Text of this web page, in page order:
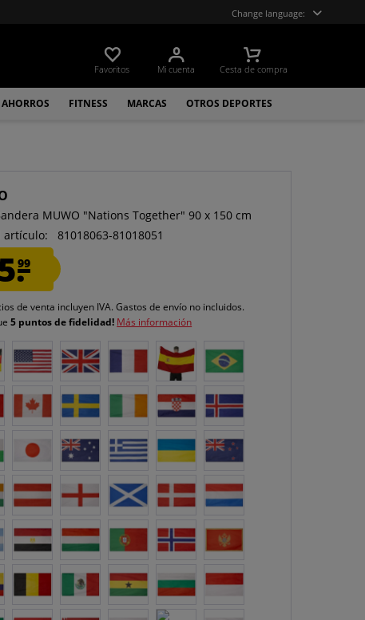
Change language:
Favoritos Mi cuenta Cesta de compra
FITNESS MARCAS OTROS DEPORTES
MUWO "Nations Together" 90 x 150 cm
artículo:
81018063-81018051
5.99
de venta incluyen IVA.Gastos de envío no incluidos.
5 puntos de fidelidad! Más información